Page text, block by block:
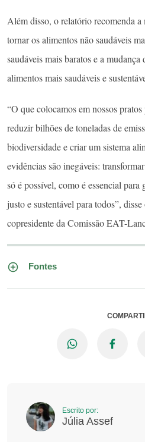
Além disso, o relatório recomenda a
tornar os alimentos não saudáveis
saudáveis ​​mais baratos e a
alimentos mais saudáveis ​​e
“O que colocamos em nossos
reduzir bilhões de toneladas de
biodiversidade e criar um sistema
evidências são inegáveis:
só é possível, como é essencial
justo e sustentável para todos”,
copresidente da Comissão EAT-
Fontes
Escrito por:
Júlia Assef